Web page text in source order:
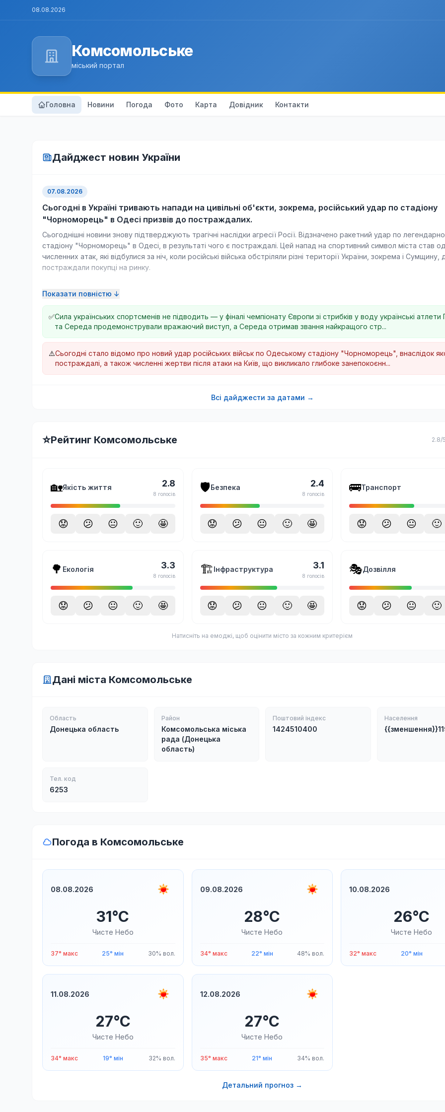
08.08.2026
Комсомольське
міський портал
Головна Новини Погода Фото Карта Довідник Контакти
Дайджест новин України
07.08.2026
Сьогодні в Україні тривають напади на цивільні об'єкти, зокрема, російський удар по стадіону
"Чорноморець" в Одесі призвів до постраждалих.
Сьогоднішні новини знову підтверджують трагічні наслідки агресії Росії. Відзначено ракетний удар по
стадіону "Чорноморець" в Одесі, в результаті чого є постраждалі. Цей напад на спортивний символ міста став
численних атак, які відбулися за ніч, коли російські війська обстріляли різні території України, зокрема і Сумщину,
постраждали покупці на ринку.
На фоні цих нападів, президент Зеленський анонсував кадрові зміни у ЗСУ, що свідчить про необхідність
Утім, не всі новини сьогодні похмурі. У спорті наші герої продовжують радувати успіхами, зокрема, Еліна
продемонструвала рішучу перемогу на тенісному турнірі в Торонто. Ці досягнення є важливими не лише для
бойового духу українців, але й для підкреслення нашої сили та непереможності на міжнародній арені.
Коронавірус і його наслідки продовжують впливати на світ, але українське суспільство проявляє витривалість у
Показати повністю ↓
✅Сила українських спортсменів не підводить — у фіналі чемпіонату Європи зі стрибків у воду українські атлети
та Середа продемонстрували вражаючий виступ, а Середа отримав звання найкращого стр...
⚠️Сьогодні стало відомо про новий удар російських військ по Одеському стадіону "Чорноморець", внаслідок
постраждалі, а також численні жертви після атаки на Київ, що викликало глибоке занепокоєнн...
Всі дайджести за датами →
⭐Рейтинг Комсомольське 2.8/
🏡Якість життя 2.8
8 голосів
😟 😕 😐 🙂 🤩
🛡️Безпека 2.4
8 голосів
😟 😕 😐 🙂 🤩
🚌Транспорт
😟 😕 😐 🙂
🌳 Екологія 3.3
8 голосів
😟 😕 😐 🙂 🤩
🏗️Інфраструктура 3.1
8 голосів
😟 😕 😐 🙂 🤩
🎭Дозвілля
😟 😕 😐 🙂
Натисніть на емоджі, щоб оцінити місто за кожним критерієм
Дані міста Комсомольське
Область
Донецька область
Район
Комсомольська міська
рада (Донецька
область)
Поштовий індекс
1424510400
Населення
Тел. код
6253
Погода в Комсомольське
08.08.2026
31°C
Чисте Небо
37° макс 25° мін 30% вол.
09.08.2026
28°C
Чисте Небо
34° макс 22° мін 48% вол.
10.08.2026
26°C
Чисте Небо
32° макс 20° мін
11.08.2026
27°C
Чисте Небо
34° макс 19° мін 32% вол.
12.08.2026
27°C
Чисте Небо
35° макс 21° мін 34% вол.
Детальний прогноз →